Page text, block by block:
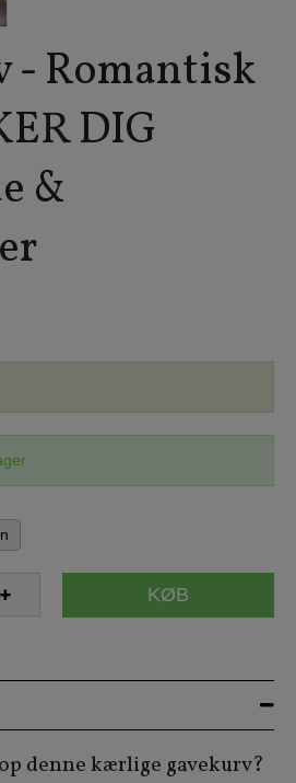
- Romantisk
DIG
&
KØB
denne kærlige gavekurv?